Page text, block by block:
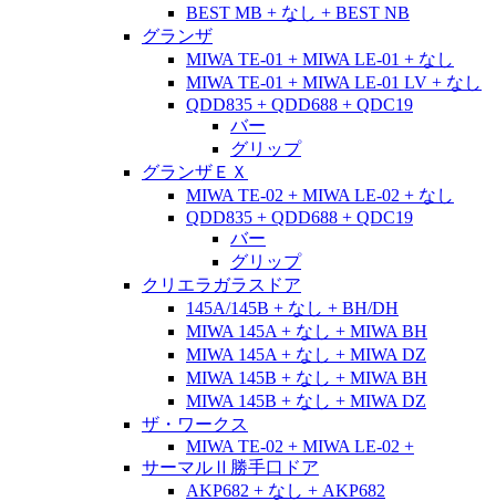
BEST MB + なし + BEST NB
グランザ
MIWA TE-01 + MIWA LE-01 + なし
MIWA TE-01 + MIWA LE-01 LV + なし
QDD835 + QDD688 + QDC19
バー
グリップ
グランザＥＸ
MIWA TE-02 + MIWA LE-02 + なし
QDD835 + QDD688 + QDC19
バー
グリップ
クリエラガラスドア
145A/145B + なし + BH/DH
MIWA 145A + なし + MIWA BH
MIWA 145A + なし + MIWA DZ
MIWA 145B + なし + MIWA BH
MIWA 145B + なし + MIWA DZ
ザ・ワークス
MIWA TE-02 + MIWA LE-02 +
サーマルⅡ勝手口ドア
AKP682 + なし + AKP682